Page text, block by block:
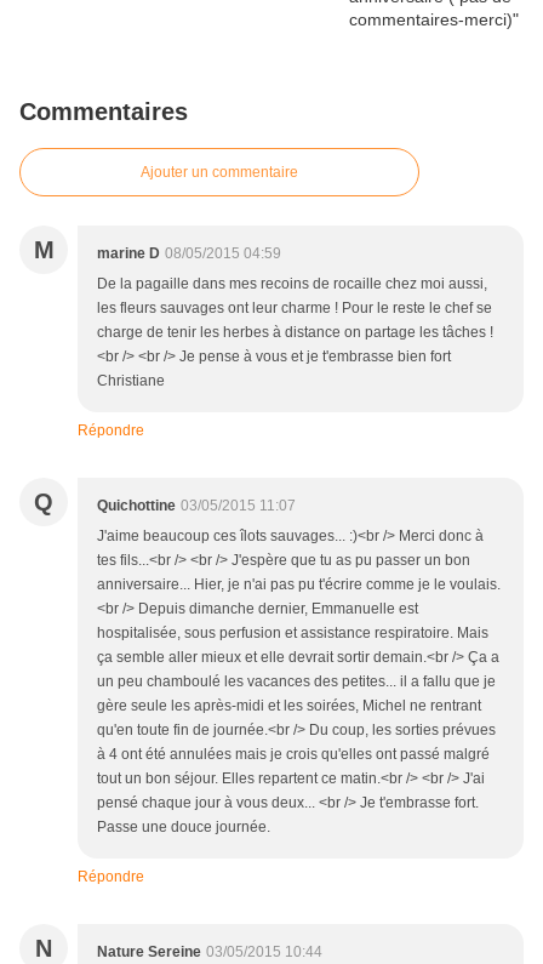
Commentaires
Ajouter un commentaire
M marine D 08/05/2015 04:59
De la pagaille dans mes recoins de rocaille chez moi aussi,
les fleurs sauvages ont leur charme ! Pour le reste le chef se
charge de tenir les herbes à distance on partage les tâches !
<br /> <br /> Je pense à vous et je t'embrasse bien fort
Christiane
Répondre
Q Quichottine 03/05/2015 11:07
J'aime beaucoup ces îlots sauvages... :)<br /> Merci donc à
tes fils...<br /> <br /> J'espère que tu as pu passer un bon
anniversaire... Hier, je n'ai pas pu t'écrire comme je le voulais.
<br /> Depuis dimanche dernier, Emmanuelle est
hospitalisée, sous perfusion et assistance respiratoire. Mais
ça semble aller mieux et elle devrait sortir demain.<br /> Ça a
un peu chamboulé les vacances des petites... il a fallu que je
gère seule les après-midi et les soirées, Michel ne rentrant
qu'en toute fin de journée.<br /> Du coup, les sorties prévues
à 4 ont été annulées mais je crois qu'elles ont passé malgré
tout un bon séjour. Elles repartent ce matin.<br /> <br /> J'ai
pensé chaque jour à vous deux... <br /> Je t'embrasse fort.
Passe une douce journée.
Répondre
N Nature Sereine 03/05/2015 10:44